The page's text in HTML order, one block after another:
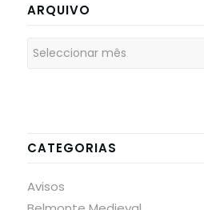
ARQUIVO
CATEGORIAS
Avisos